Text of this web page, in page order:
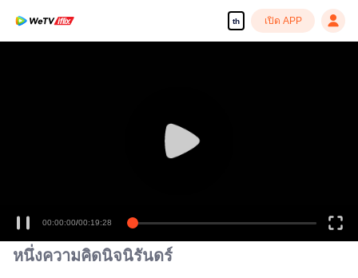
th เปิด APP
00:00:00/00:19:28
หนึ่งความคิดนิจนิรันดร์